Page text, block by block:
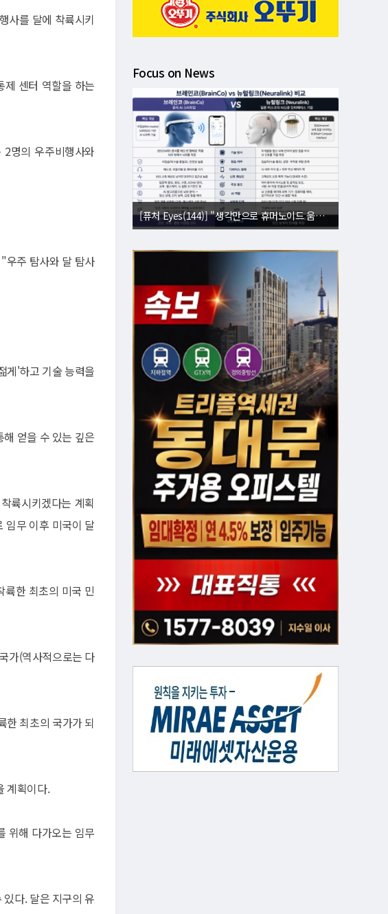
사를 달에 착륙시키
제 센터 역할을 하는
명의 우주비행사와
우주 탐사와 달 탐사
게'하고 기술 능력을
얻을 수 있는 깊은
륙시키겠다는 계획
임무 이후 미국이 달
한 최초의 미국 민
가(역사적으로는 다
한 최초의 국가가 되
계획이다.
위해 다가오는 임무
다. 달은 지구의 유
Focus on News
[퓨처 Eyes(143)] "별빛도 밤도 지운다"⋯美 '우주 거울' 승인에 과학계 비상